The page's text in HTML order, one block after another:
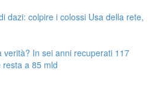
dazi: colpire i colossi Usa della rete,
verità? In sei anni recuperati 117
a 85 mld